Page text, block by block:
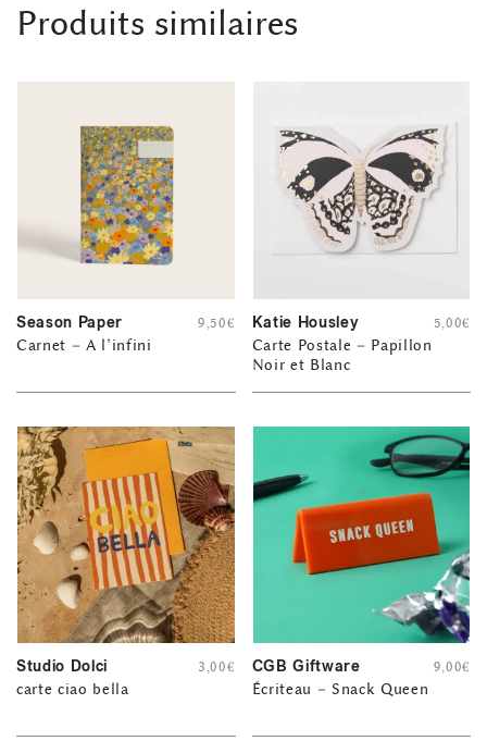
Produits similaires
Season Paper
Carnet – A l’infini
9,50€ Katie Housley
Carte Postale – Papillon
Noir et Blanc
5,00€
Studio Dolci
carte ciao bella
3,00€ CGB Giftware
Écriteau – Snack Queen
9,00€